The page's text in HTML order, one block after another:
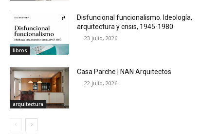
libros
Disfuncional funcionalismo. Ideología,
arquitectura y crisis, 1945-1980
23 julio, 2026
arquitectura
Casa Parche | NAN Arquitectos
22 julio, 2026